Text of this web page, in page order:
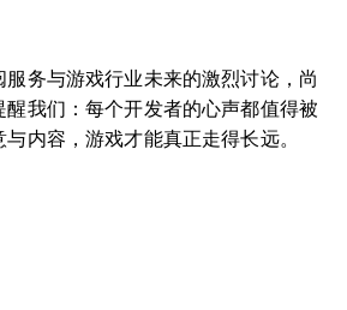
务与游戏行业未来的激烈讨论，尚
醒我们：每个开发者的心声都值得被
内容，游戏才能真正走得长远。